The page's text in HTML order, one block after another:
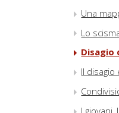
Una
Lo
Disagio
Il disagio